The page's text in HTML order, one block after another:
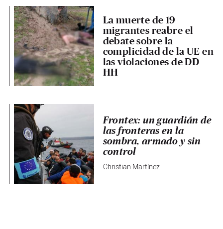
La muerte de 19
migrantes reabre el
debate sobre la
complicidad de la UE en
las violaciones de DD
HH
Frontex: un guardián de
las fronteras en la
sombra, armado y sin
control
Christian Martínez